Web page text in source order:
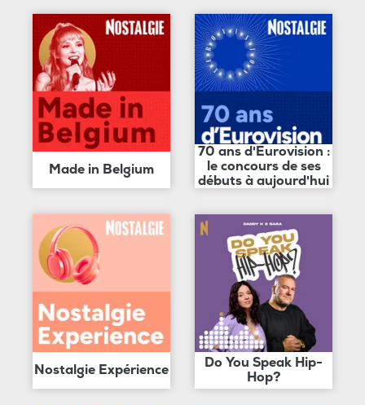
Made in Belgium
70 ans d'Eurovision :
le concours de ses
débuts à aujourd'hui
Nostalgie Expérience
Do You Speak Hip-
Hop?